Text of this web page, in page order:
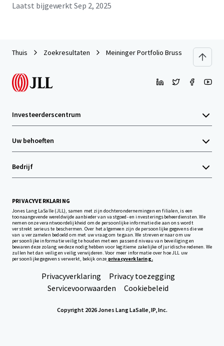
Laatst bijgewerkt Sep 2, 2025
Thuis Zoekresultaten Meininger Portfolio Brussels
Investeerderscentrum
Uw behoeften
Bedrijf
PRIVACYVERKLARING
Jones Lang LaSalle (JLL), samen met zijn dochterondernemingen en filialen, is een
toonaangevende wereldwijde aanbieder van vastgoed- en investeringsbeheerdiensten. We
nemen onze verantwoordelijkheid om de persoonlijke informatie die aan ons wordt
verstrekt serieus te beschermen. Over het algemeen zijn de persoonlijke gegevens die we
van u verzamelen bedoeld om met uw vraag om te gaan. We streven ernaar om uw
persoonlijke informatie veilig te houden met een passend niveau van beveiliging en
bewaren deze zolang we deze nodig hebben voor legitieme zakelijke of juridische redenen. We
zullen het dan veilig en veilig verwijderen. Voor meer informatie over hoe JLL uw
persoonlijke gegevens verwerkt, bekijk onze privacyverklaring.
Privacyverklaring
Privacy toezegging
Servicevoorwaarden
Cookiebeleid
Copyright 2026 Jones Lang LaSalle, IP, Inc.